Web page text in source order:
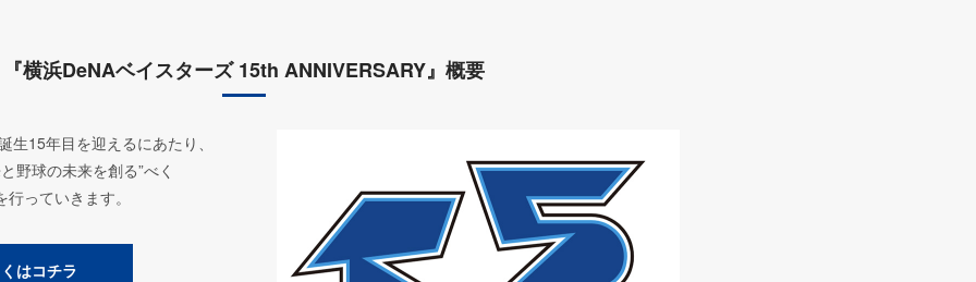
『横浜DeNAベイスターズ 15th ANNIVERSARY』概要
生15年目を迎えるにあたり、
野球の未来を創る”べく
っていきます。
はコチラ